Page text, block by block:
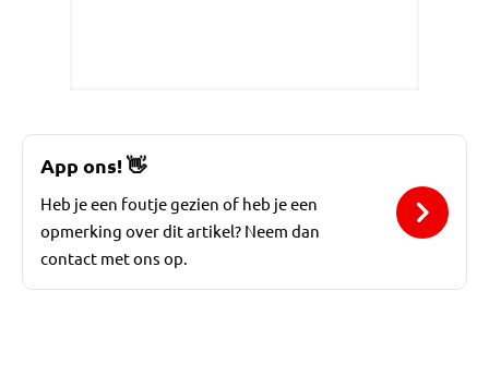
App ons!👋
Heb je een foutje gezien of heb je een
opmerking over dit artikel? Neem dan
contact met ons op.